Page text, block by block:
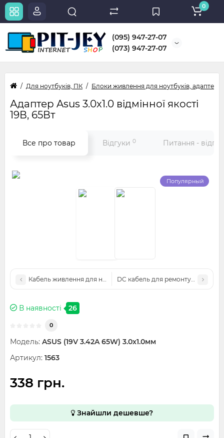
(095) 947-27-07
(073) 947-27-07
0
Для ноутбуків, ПК Блоки живлення для ноутбуків, адаптери
Адаптер Asus 3.0x1.0 відмінної якості
19В, 65Вт
Все про товар Відгуки 0 Питання -
Популярный
Кабель живлення для ноутбука, преміум якості
DC кабель для ремонту БЖ
В наявності 26
0
Модель: ASUS (19V 3.42A 65W) 3.0x1.0мм
Артикул: 1563
338 грн.
Знайшли дешевше?